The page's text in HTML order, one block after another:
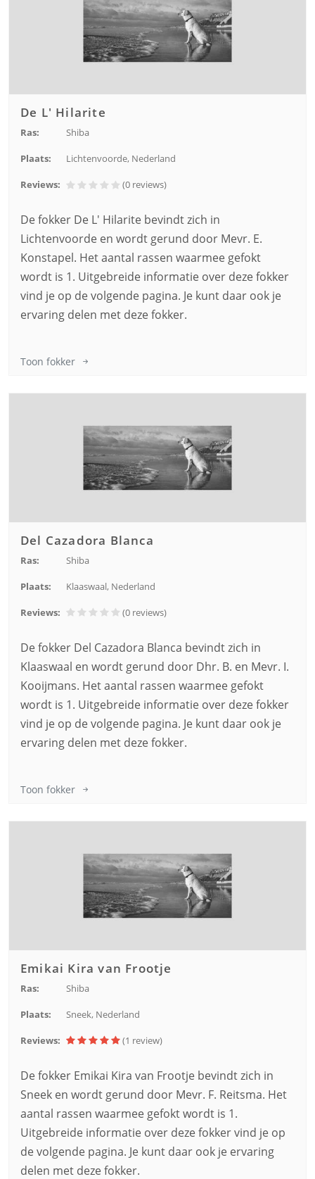
De L' Hilarite
Ras: Shiba
Plaats: Lichtenvoorde, Nederland
Reviews: (0 reviews)
De fokker De L' Hilarite bevindt zich in
Lichtenvoorde en wordt gerund door Mevr. E.
Konstapel. Het aantal rassen waarmee gefokt
wordt is 1. Uitgebreide informatie over deze fokker
vind je op de volgende pagina. Je kunt daar ook je
ervaring delen met deze fokker.
Toon fokker
Del Cazadora Blanca
Ras: Shiba
Plaats: Klaaswaal, Nederland
Reviews: (0 reviews)
De fokker Del Cazadora Blanca bevindt zich in
Klaaswaal en wordt gerund door Dhr. B. en Mevr. I.
Kooijmans. Het aantal rassen waarmee gefokt
wordt is 1. Uitgebreide informatie over deze fokker
vind je op de volgende pagina. Je kunt daar ook je
ervaring delen met deze fokker.
Toon fokker
Emikai Kira van Frootje
Ras: Shiba
Plaats: Sneek, Nederland
Reviews: (1 review)
De fokker Emikai Kira van Frootje bevindt zich in
Sneek en wordt gerund door Mevr. F. Reitsma. Het
aantal rassen waarmee gefokt wordt is 1.
Uitgebreide informatie over deze fokker vind je op
de volgende pagina. Je kunt daar ook je ervaring
delen met deze fokker.